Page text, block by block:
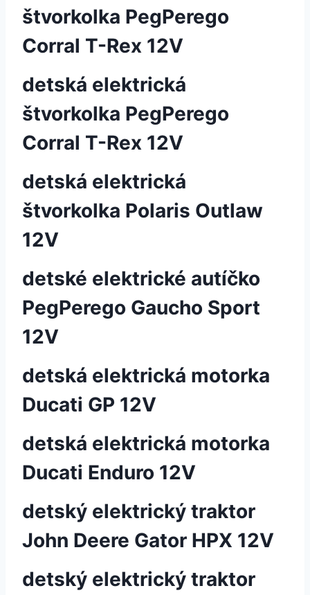
štvorkolka PegPerego
Corral T-Rex 12V
detská elektrická
štvorkolka PegPerego
Corral T-Rex 12V
detská elektrická
štvorkolka Polaris Outlaw
12V
detské elektrické autíčko
PegPerego Gaucho Sport
12V
detská elektrická motorka
Ducati GP 12V
detská elektrická motorka
Ducati Enduro 12V
detský elektrický traktor
John Deere Gator HPX 12V
detský elektrický traktor